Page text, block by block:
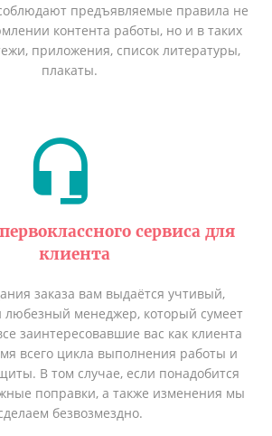
предъявляемые правила не
контента работы, но и в таких
приложения, список литературы,
плакаты.
сервиса для
клиента
заказа вам выдаётся учтивый,
менеджер, который сумеет
заинтересовавшие вас как клиента
всего цикла выполнения работы и
В том случае, если понадобится
поправки, а также изменения мы
безвозмездно.